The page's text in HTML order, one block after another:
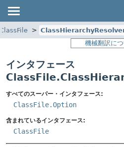
ClassFile
機械翻訳に
インタフェース
すべてのスーパー・インタフェース:
ClassFile.Option
含まれているインタフェース:
ClassFile